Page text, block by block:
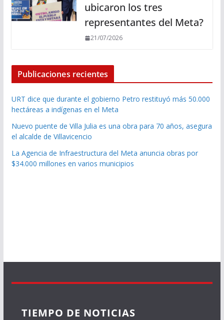
ubicaron los tres
representantes del Meta?
21/07/2026
Publicaciones recientes
URT dice que durante el gobierno Petro restituyó más 50.000
hectáreas a indígenas en el Meta
Nuevo puente de Villa Julia es una obra para 70 años, asegura
el alcalde de Villavicencio
La Agencia de Infraestructura del Meta anuncia obras por
$34.000 millones en varios municipios
TIEMPO DE NOTICIAS